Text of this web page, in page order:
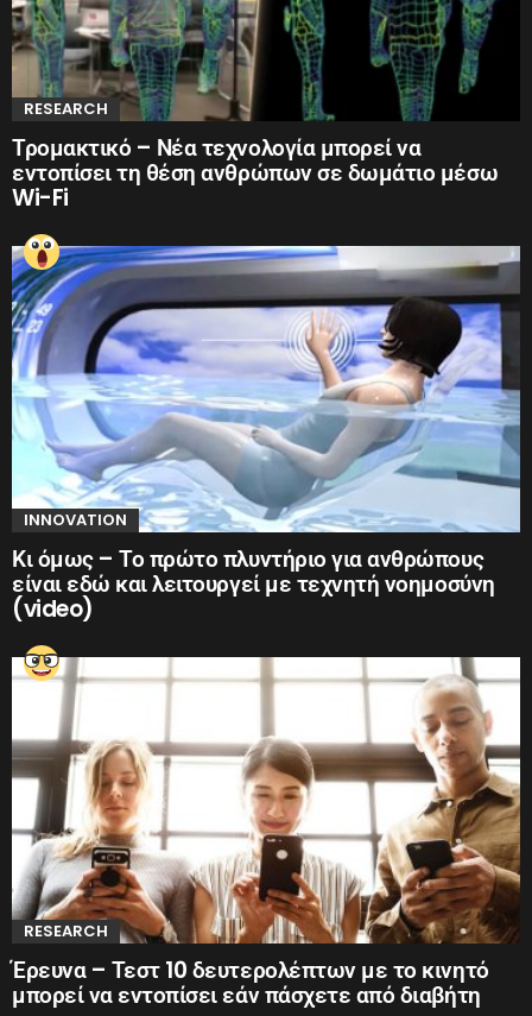
RESEARCH
Τρομακτικό – Νέα τεχνολογία μπορεί να
εντοπίσει τη θέση ανθρώπων σε δωμάτιο μέσω
Wi-Fi
INNOVATION
Κι όμως – Το πρώτο πλυντήριο για ανθρώπους
είναι εδώ και λειτουργεί με τεχνητή νοημοσύνη
(video)
RESEARCH
Έρευνα – Τεστ 10 δευτερολέπτων με το κινητό
μπορεί να εντοπίσει εάν πάσχετε από διαβήτη